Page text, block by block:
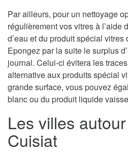
Par ailleurs, pour un nettoyage
régulièrement vos vitres à l’aide
d’eau et du produit spécial
Epongez par la suite le surplus
journal. Celui-ci évitera les
alternative aux produits spécial
grande surface, vous pouvez
blanc ou du produit liquide
Les villes
Cuisiat